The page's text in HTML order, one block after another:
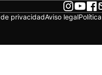
privacidadAviso legal